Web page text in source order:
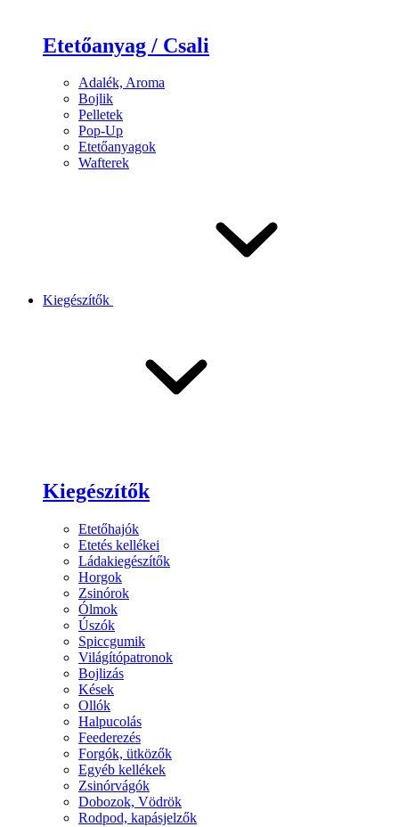
Etetőanyag / Csali
Adalék, Aroma
Bojlik
Pelletek
Pop-Up
Etetőanyagok
Wafterek
Kiegészítők
Kiegészítők
Etetőhajók
Etetés kellékei
Ládakiegészítők
Horgok
Zsinórok
Ólmok
Úszók
Spiccgumik
Világítópatronok
Bojlizás
Kések
Ollók
Halpucolás
Feederezés
Forgók, ütközők
Egyéb kellékek
Zsinórvágók
Dobozok, Vödrök
Rodpod, kapásjelzők